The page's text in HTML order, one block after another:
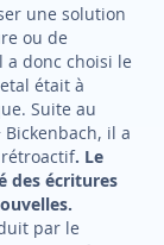
une solution
ou de
a donc choisi le
était à
Suite au
il a
. Le
des écritures
par le